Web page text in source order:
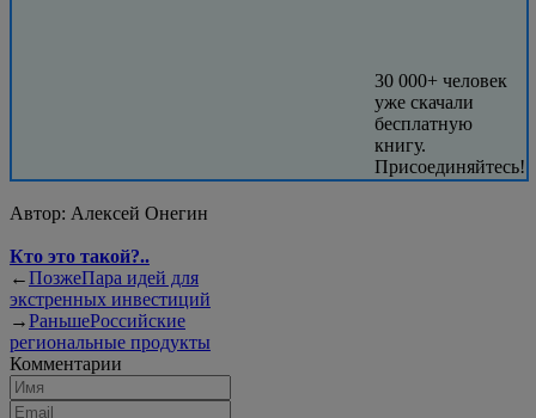
30 000+ человек
уже скачали
бесплатную
книгу.
Присоединяйтесь!
Автор: Алексей Онегин
Кто это такой?..
←ПозжеПара идей для
экстренных инвестиций
→РаньшеРоссийские
региональные продукты
Комментарии